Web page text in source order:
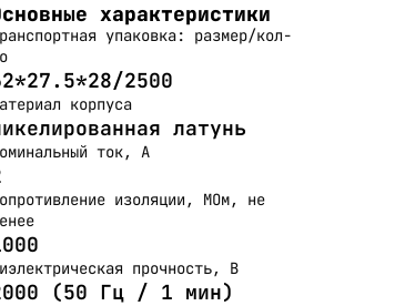
характеристики
упаковка: размер/кол-
2500
корпуса
латунь
ток, А
изоляции, МОм, не
прочность, В
(50 Гц / 1 мин)